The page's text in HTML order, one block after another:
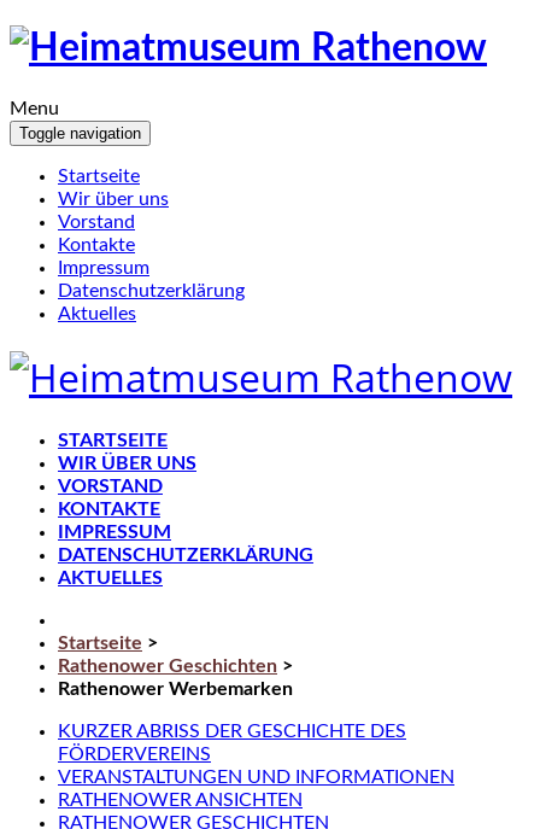
Menu
Toggle navigation
Startseite
Wir über uns
Vorstand
Kontakte
Impressum
Datenschutzerklärung
Aktuelles
STARTSEITE
WIR ÜBER UNS
VORSTAND
KONTAKTE
IMPRESSUM
DATENSCHUTZERKLÄRUNG
AKTUELLES
Startseite >
Rathenower Geschichten >
Rathenower Werbemarken
KURZER ABRISS DER GESCHICHTE DES
FÖRDERVEREINS
VERANSTALTUNGEN UND INFORMATIONEN
RATHENOWER ANSICHTEN
RATHENOWER GESCHICHTEN